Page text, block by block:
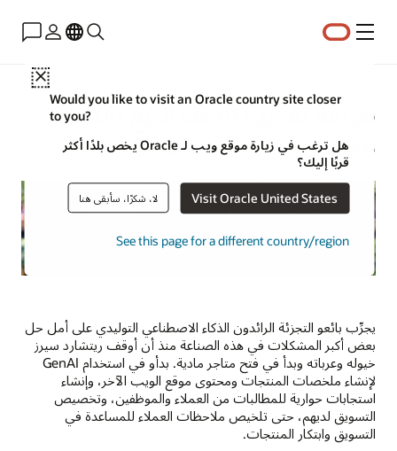
القائمة
Close
Would you like to visit an Oracle country site closer
to you?
هل ترغب في زيارة موقع ويب لـ Oracle يخص بلدًا أكثر
قربًا إليك؟
Visit Oracle United States لا، شكرًا، سأبقى هنا
See this page for a different country/region
طريقة تغيير GenAI البيع بالتجزئة
مايكل هيكنز | خبير استراتيجيات المحتوى | 16 مايو 2024
يجرِّب بائعو التجزئة الرائدون الذكاء الاصطناعي التوليدي على أمل حل
بعض أكبر المشكلات في هذه الصناعة منذ أن أوقف ريتشارد سيرز
خيوله وعرباته وبدأ في فتح متاجر مادية. بدأو في استخدام GenAI
لإنشاء ملخصات المنتجات ومحتوى موقع الويب الآخر، وإنشاء
استجابات حوارية للمطالبات من العملاء والموظفين، وتخصيص
التسويق لديهم، حتى تلخيص ملاحظات العملاء للمساعدة في
التسويق وابتكار المنتجات.